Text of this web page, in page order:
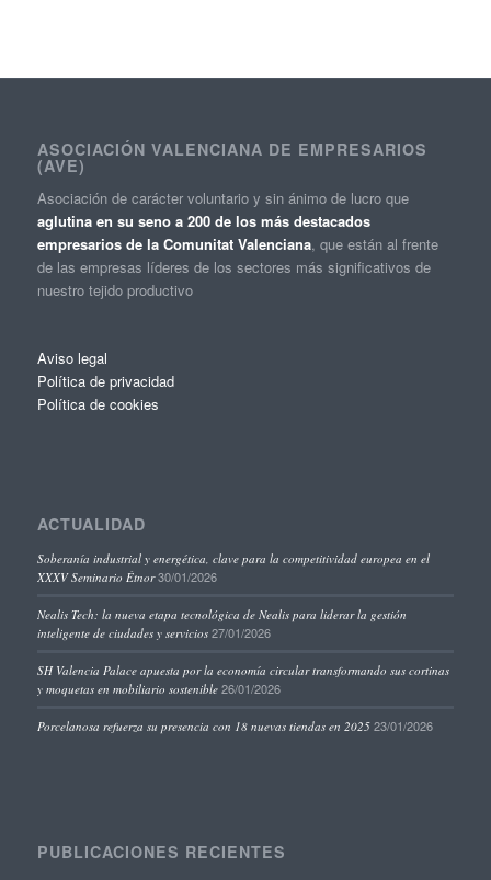
ASOCIACIÓN VALENCIANA DE EMPRESARIOS
(AVE)
Asociación de carácter voluntario y sin ánimo de lucro que
aglutina en su seno a 200 de los más destacados
empresarios de la Comunitat Valenciana, que están al frente
de las empresas líderes de los sectores más significativos de
nuestro tejido productivo
Aviso legal
Política de privacidad
Política de cookies
ACTUALIDAD
Soberanía industrial y energética, clave para la competitividad europea en el
XXXV Seminario Étnor 30/01/2026
Nealis Tech: la nueva etapa tecnológica de Nealis para liderar la gestión
inteligente de ciudades y servicios 27/01/2026
SH Valencia Palace apuesta por la economía circular transformando sus cortinas
y moquetas en mobiliario sostenible 26/01/2026
Porcelanosa refuerza su presencia con 18 nuevas tiendas en 2025 23/01/2026
PUBLICACIONES RECIENTES